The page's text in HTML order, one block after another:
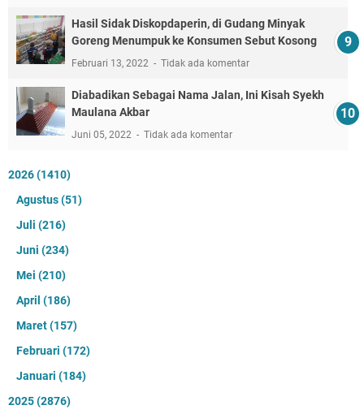
Hasil Sidak Diskopdaperin, di Gudang Minyak
Goreng Menumpuk ke Konsumen Sebut Kosong
Februari 13, 2022 Tidak ada komentar
Diabadikan Sebagai Nama Jalan, Ini Kisah Syekh
Maulana Akbar
Juni 05, 2022 Tidak ada komentar
2026(1410)
Agustus(51)
Juli (216)
Juni (234)
Mei (210)
April (186)
Maret(157)
Februari (172)
Januari (184)
2025(2876)